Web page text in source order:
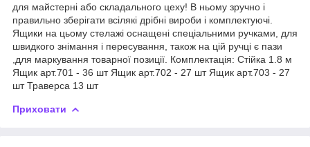
для майстерні або складального цеху! В ньому зручно і
правильно зберігати всілякі дрібні вироби і комплектуючі.
Ящики на цьому стелажі оснащені спеціальними ручками, для
швидкого знімання і пересування, також на цій ручці є пази
,для маркування товарної позиції. Комплектація: Стійка 1.8 м
Ящик арт.701 - 36 шт Ящик арт.702 - 27 шт Ящик арт.703 - 27
шт Траверса 13 шт
Приховати